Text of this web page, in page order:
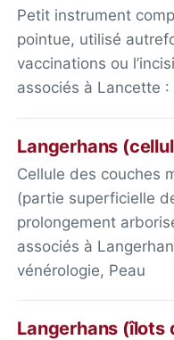
Petit instrument
pointue, utilisé
vaccinations ou
associés à Lancette
Langerhans
Cellule des couches
(partie superficielle
prolongement
associés à
vénérologie, Peau
Langerhans (îlots